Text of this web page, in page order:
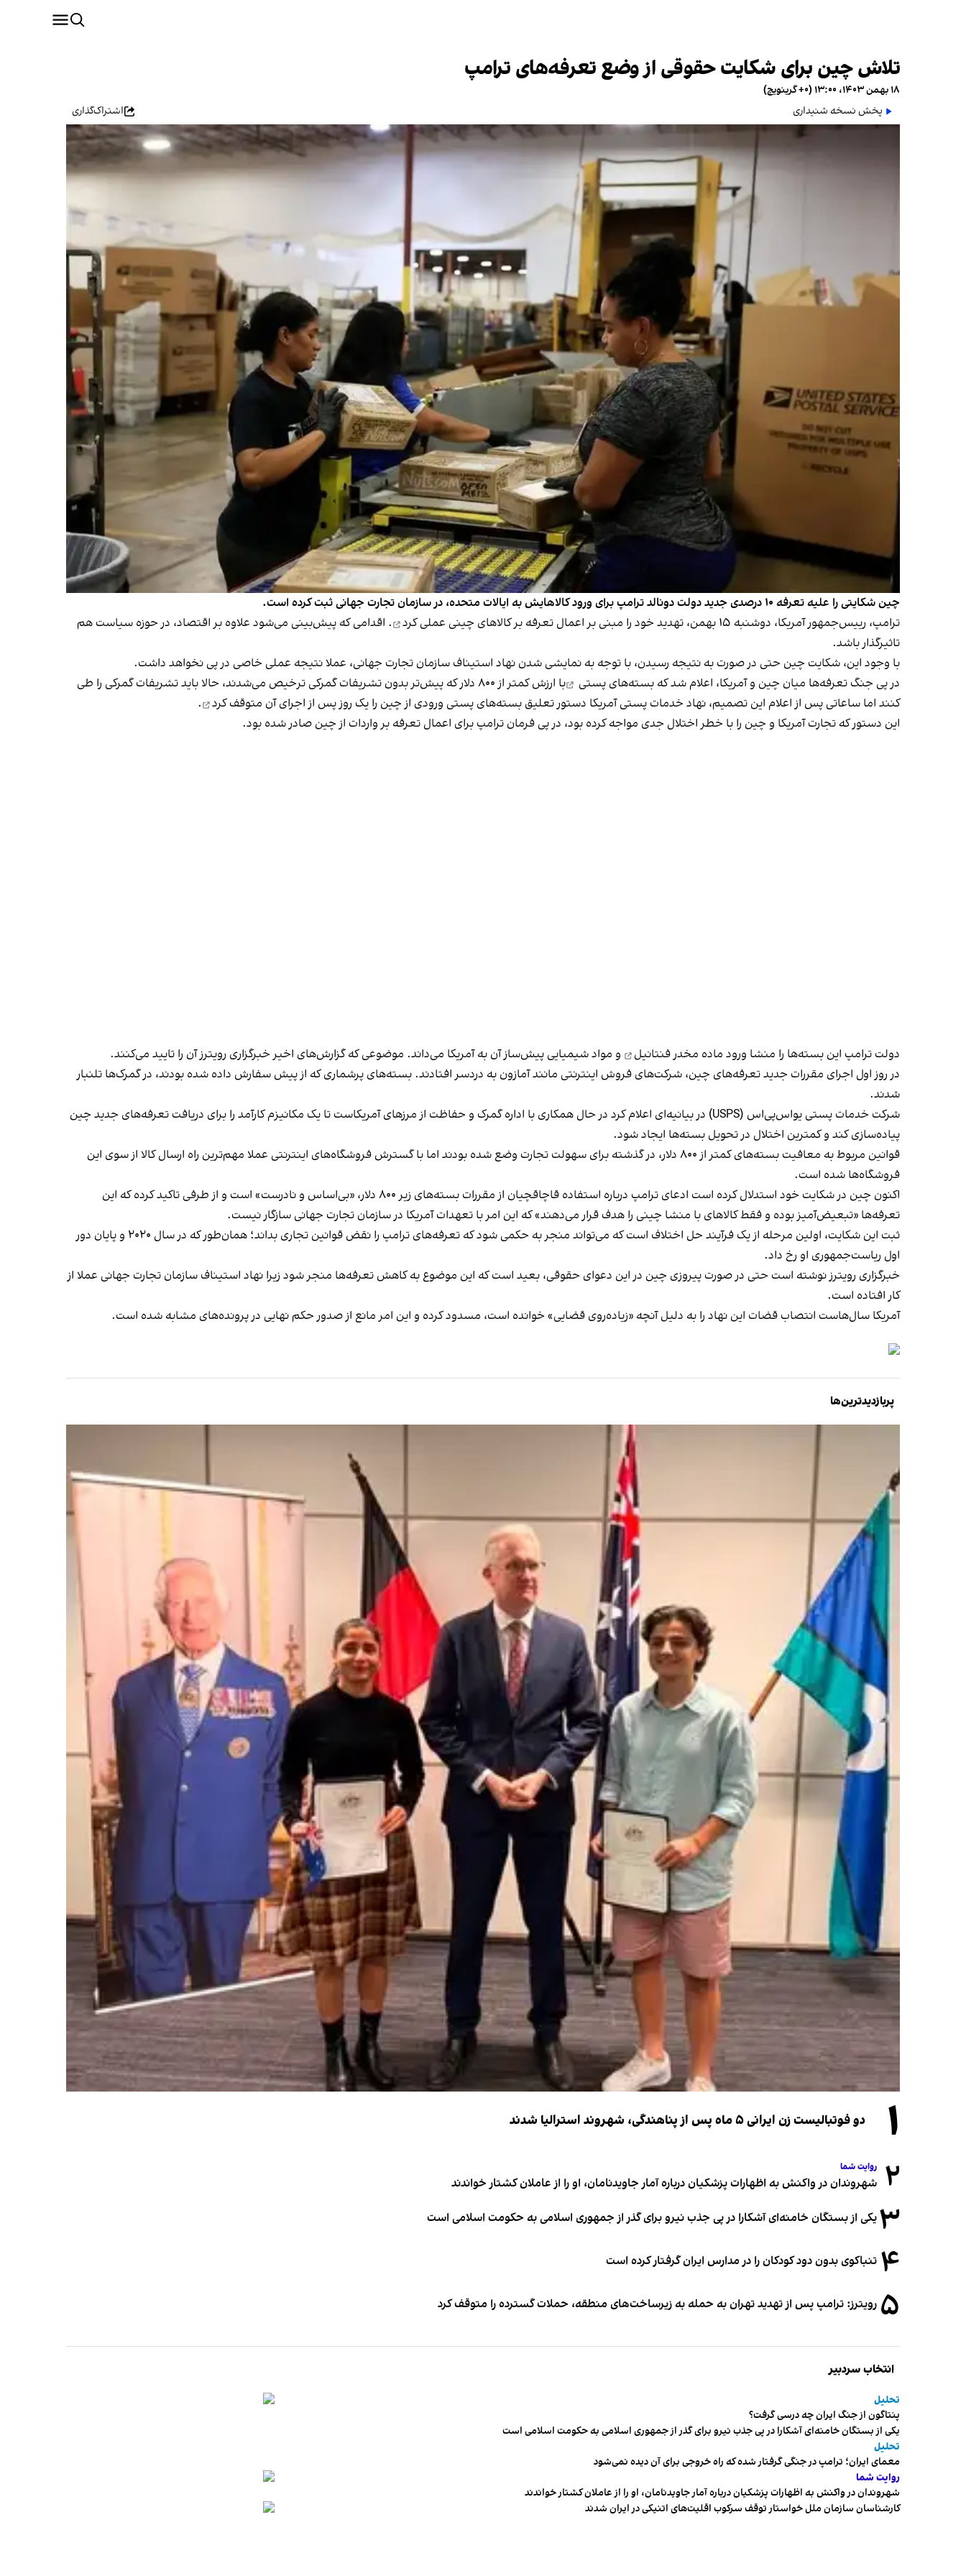
تلاش چین برای شکایت حقوقی از وضع تعرفه‌های ترامپ
۱۸ بهمن ۱۴۰۳، ۱۳:۰۰ (‎+۰ گرینویچ)
پخش نسخه شنیداری
اشتراک‌گذاری
چین شکایتی را علیه تعرفه ۱۰ درصدی جدید دولت دونالد ترامپ برای ورود کالاهایش به ایالات متحده، در سازمان تجارت جهانی ثبت کرده است.
ترامپ، رییس‌جمهور آمریکا، دوشنبه ۱۵ بهمن‌، تهدید خود را مبنی بر اعمال تعرفه‌ بر کالاهای چینی
عملی کرد
. اقدامی که پیش‌بینی می‌شود علاوه بر اقتصاد، در حوزه سیاست هم
تاثیرگذار باشد.
با وجود این، شکایت چین حتی در صورت به نتیجه رسیدن، با توجه به نمایشی شدن نهاد استیناف سازمان تجارت جهانی، عملا نتیجه‌ عملی خاصی در پی نخواهد داشت.
در پی جنگ تعرفه‌ها میان چین و آمریکا، اعلام شد که بسته‌های پستی
با ارزش کمتر از ۸۰۰ دلار که پیش‌تر بدون تشریفات گمرکی ترخیص می‌شدند، حالا باید تشریفات گمرکی را طی
کنند اما ساعاتی پس از اعلام این تصمیم، نهاد خدمات پستی آمریکا دستور تعلیق بسته‌های پستی ورودی از چین را یک روز پس از اجرای آن متوقف کرد
.
این دستور که تجارت آمریکا و چین را با خطر اختلال جدی مواجه کرده بود، در پی فرمان ترامپ برای اعمال تعرفه بر واردات از چین صادر شده بود.
دولت ترامپ این بسته‌ها را منشا ورود ماده مخدر فنتانیل
و مواد شیمیایی پیش‌ساز آن به آمریکا می‌داند. موضوعی که گزارش‌های اخیر خبرگزاری رویترز آن را تایید می‌کنند.
در روز اول اجرای مقررات جدید تعرفه‌های چین، شرکت‌های فروش اینترنتی مانند آمازون به دردسر افتادند. بسته‌های پرشماری که از پیش سفارش داده شده بودند، در گمرک‌ها تلنبار
شدند.
شرکت خدمات پستی یواس‌پی‌اس (USPS) در بیانیه‌ای اعلام کرد در حال همکاری با اداره گمرک و حفاظت از مرزهای آمریکاست تا یک مکانیزم کارآمد را برای دریافت تعرفه‌های جدید چین
پیاده‌سازی کند و کمترین اختلال در تحویل بسته‌ها ایجاد شود.
قوانین مربوط به معافیت بسته‌های کمتر از ۸۰۰ دلار، در گذشته برای سهولت تجارت وضع شده بودند اما با گسترش فروشگاه‌های اینترنتی عملا مهم‌ترین راه ارسال کالا از سوی این
فروشگاه‌ها شده است.
اکنون چین در شکایت خود استدلال کرده است ادعای ترامپ درباره استفاده قاچاقچیان از مقررات بسته‌های زیر ۸۰۰ دلار، «بی‌اساس و نادرست» است و از طرفی تاکید کرده که این
تعرفه‌ها «تبعیض‌آمیز بوده و فقط کالاهای با منشا چینی را هدف قرار می‌دهند» که این امر با تعهدات آمریکا در سازمان تجارت جهانی سازگار نیست.
ثبت این شکایت، اولین مرحله از یک فرآیند حل اختلاف است که می‌تواند منجر به حکمی شود که تعرفه‌های ترامپ را نقض قوانین تجاری بداند؛ همان‌طور که در سال ۲۰۲۰ و پایان دور
اول ریاست‌جمهوری او رخ داد.
خبرگزاری رویترز نوشته است حتی در صورت پیروزی چین در این دعوای حقوقی، بعید است که این موضوع به کاهش تعرفه‌ها منجر شود زیرا نهاد استیناف سازمان تجارت جهانی عملا از
کار افتاده است.
آمریکا سال‌هاست انتصاب قضات این نهاد را به دلیل آنچه «زیاده‌روی قضایی» خوانده است، مسدود کرده و این امر مانع از صدور حکم نهایی در پرونده‌های مشابه شده است.
پربازدیدترین‌ها
۱ دو فوتبالیست زن ایرانی ۵ ماه پس از پناهندگی، شهروند استرالیا شدند
۲ روایت شما
شهروندان در واکنش به اظهارات پزشکیان درباره آمار جاویدنامان، او را از عاملان کشتار خواندند
۳یکی از بستگان خامنه‌ای آشکارا در پی جذب نیرو برای گذر از جمهوری اسلامی به حکومت اسلامی است
۴ تنباکوی بدون دود کودکان را در مدارس ایران گرفتار کرده است
۵ رویترز: ترامپ پس از تهدید تهران به حمله به زیرساخت‌های منطقه، حملات گسترده را متوقف کرد
انتخاب سردبیر
تحلیل
پنتاگون از جنگ ایران چه درسی گرفت؟
یکی از بستگان خامنه‌ای آشکارا در پی جذب نیرو برای گذر از جمهوری اسلامی به حکومت اسلامی است
تحلیل
معمای ایران؛ ترامپ در جنگی گرفتار شده که راه خروجی برای آن دیده نمی‌شود
روایت شما
شهروندان در واکنش به اظهارات پزشکیان درباره آمار جاویدنامان، او را از عاملان کشتار خواندند
کارشناسان سازمان ملل خواستار توقف سرکوب اقلیت‌های اتنیکی در ایران شدند